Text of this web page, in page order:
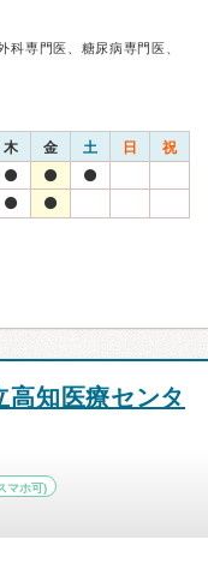
科専門医、糖尿病専門医、
木 金 土 日 祝
高知医療センタ
マホ可)